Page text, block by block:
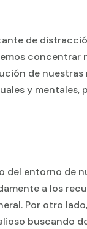
de
concentrar
de nuestras
y mentales,
del entorno de
a los
Por otro
buscando